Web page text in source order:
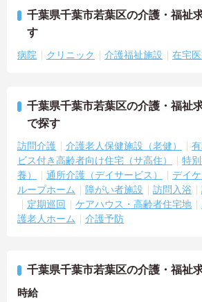
千葉県千葉市若葉区の介護・福祉
す
病院 クリニック 介護福祉施設 在宅
千葉県千葉市若葉区の介護・福祉
で探す
訪問介護 介護老人保健施設（老健）
ビス付き高齢者向け住宅（サ高住）
特
養）
通所介護（デイサービス） デイケ
ループホーム
障がい者施設 訪問入浴
定期巡回
ケアハウス・高齢者住宅地
護老人ホーム
介護予防
千葉県千葉市若葉区の介護・福祉
時給